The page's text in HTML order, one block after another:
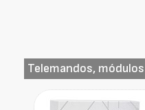
Telemandos,